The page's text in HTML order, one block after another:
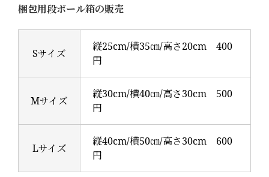
梱包用段ボール箱の販売
Sサイズ
縦25cm/横35㎝/高さ20cm 400
円
Mサイズ
縦30cm/横40㎝/高さ30cm 500
円
Lサイズ
縦40cm/横50㎝/高さ30cm 600
円